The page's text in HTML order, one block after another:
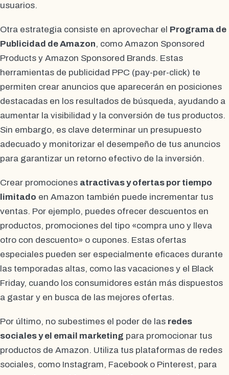
usuarios.
Otra estrategia consiste en aprovechar el Programa de
Publicidad de Amazon, como Amazon Sponsored
Products y Amazon Sponsored Brands. Estas
herramientas de publicidad PPC (pay-per-click) te
permiten crear anuncios que aparecerán en posiciones
destacadas en los resultados de búsqueda, ayudando a
aumentar la visibilidad y la conversión de tus productos.
Sin embargo, es clave determinar un presupuesto
adecuado y monitorizar el desempeño de tus anuncios
para garantizar un retorno efectivo de la inversión.
Crear promociones atractivas y ofertas por tiempo
limitado en Amazon también puede incrementar tus
ventas. Por ejemplo, puedes ofrecer descuentos en
productos, promociones del tipo «compra uno y lleva
otro con descuento» o cupones. Estas ofertas
especiales pueden ser especialmente eficaces durante
las temporadas altas, como las vacaciones y el Black
Friday, cuando los consumidores están más dispuestos
a gastar y en busca de las mejores ofertas.
Por último, no subestimes el poder de las redes
sociales y el email marketing para promocionar tus
productos de Amazon. Utiliza tus plataformas de redes
sociales, como Instagram, Facebook o Pinterest, para